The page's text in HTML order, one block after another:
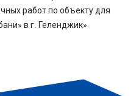
работ по объекту для
в г. Геленджик»